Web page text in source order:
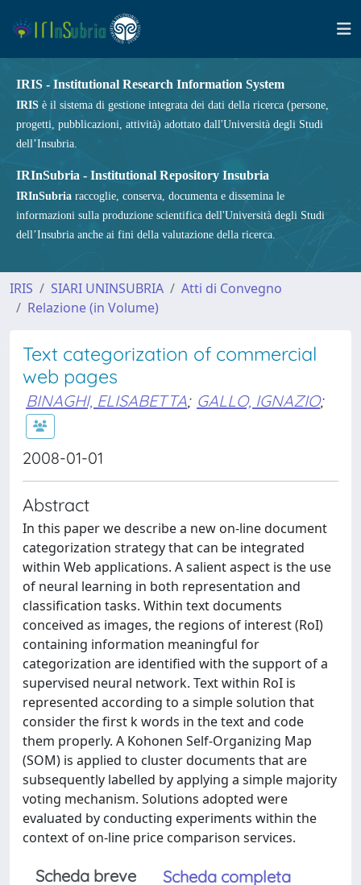
IRIS - Institutional Research Information System
IRIS è il sistema di gestione integrata dei dati della ricerca (persone,
progetti, pubblicazioni, attività) adottato dall'Università degli Studi
dell’Insubria.
IRInSubria - Institutional Repository Insubria
IRInSubria raccoglie, conserva, documenta e dissemina le
informazioni sulla produzione scientifica dell'Università degli Studi
dell’Insubria anche ai fini della valutazione della ricerca.
IRIS SIARI UNINSUBRIA
Atti di Convegno
Relazione (in Volume)
Text categorization of commercial
web pages
BINAGHI, ELISABETTA; GALLO, IGNAZIO;
2008-01-01
Abstract
In this paper we describe a new on-line document
categorization strategy that can be integrated
within Web applications. A salient aspect is the use
of neural learning in both representation and
classification tasks. Within text documents
conceived as images, the regions of interest (RoI)
containing information meaningful for
categorization are identified with the support of a
supervised neural network. Text within RoI is
represented according to a simple solution that
consider the first k words in the text and code
them properly. A Kohonen Self-Organizing Map
(SOM) is applied to cluster documents that are
subsequently labelled by applying a simple majority
voting mechanism. Solutions adopted were
evaluated by conducting experiments within the
context of on-line price comparison services.
Scheda breve
Scheda completa